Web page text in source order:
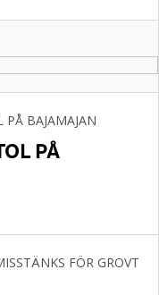
PÅ